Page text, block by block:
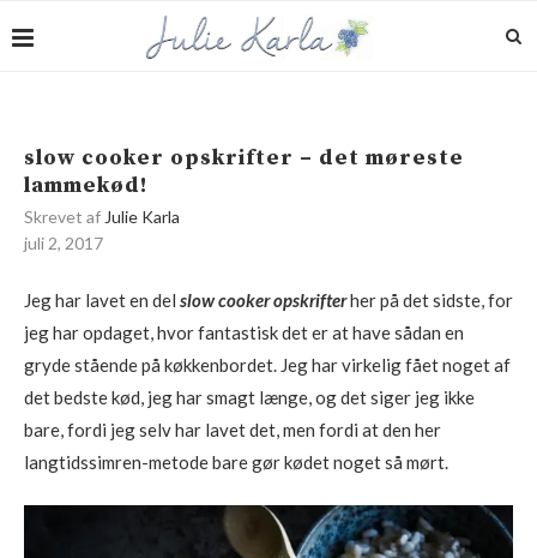
slow cooker opskrifter – det møreste
lammekød!
Skrevet af Julie Karla
juli 2, 2017
Jeg har lavet en del slow cooker opskrifterher på det sidste, for
jeg har opdaget, hvor fantastisk det er at have sådan en
gryde stående på køkkenbordet. Jeg har virkelig fået noget af
det bedste kød, jeg har smagt længe, og det siger jeg ikke
bare, fordi jeg selv har lavet det, men fordi at den her
langtidssimren-metode bare gør kødet noget så mørt.